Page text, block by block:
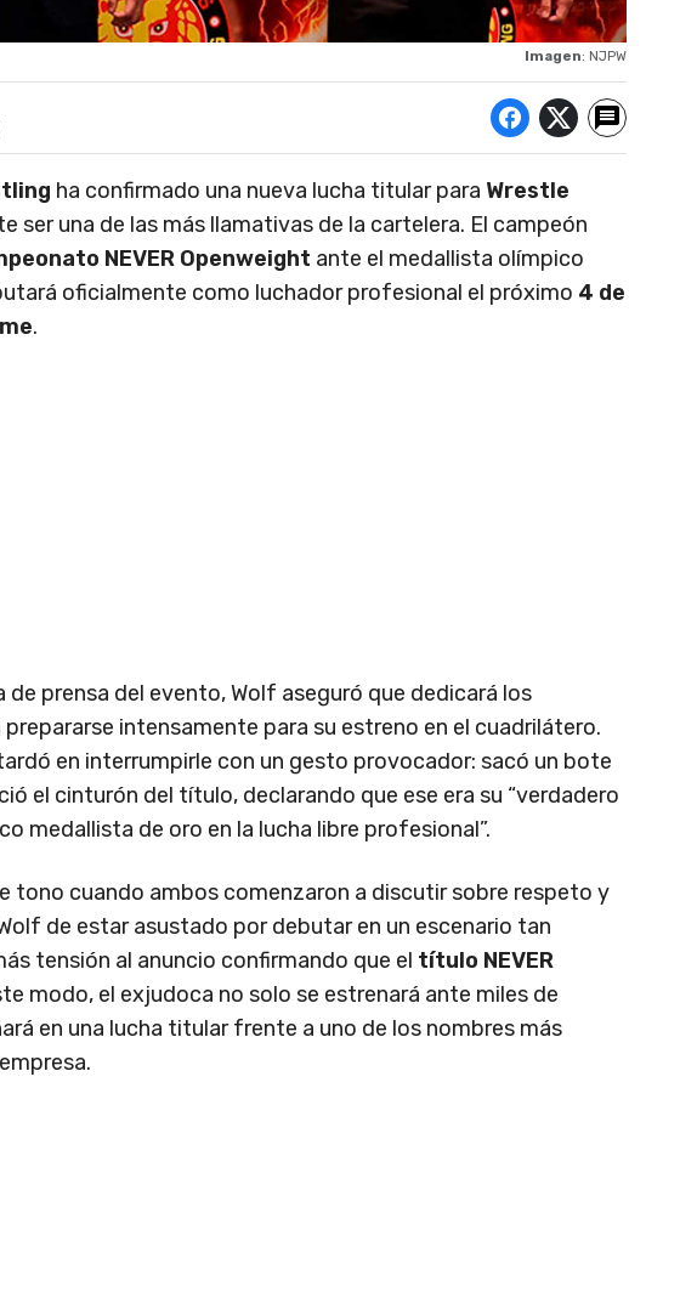
Imagen: NJPW
ha confirmado una nueva lucha titular para Wrestle
ser una de las más llamativas de la cartelera. El campeón
NEVER Openweight ante el medallista olímpico
oficialmente como luchador profesional el próximo 4 de
.
prensa del evento, Wolf aseguró que dedicará los
intensamente para su estreno en el cuadrilátero.
en interrumpirle con un gesto provocador: sacó un bote
el cinturón del título, declarando que ese era su “verdadero
medallista de oro en la lucha libre profesional”.
tono cuando ambos comenzaron a discutir sobre respeto y
de estar asustado por debutar en un escenario tan
tensión al anuncio confirmando que el título NEVER
modo, el exjudoca no solo se estrenará ante miles de
en una lucha titular frente a uno de los nombres más